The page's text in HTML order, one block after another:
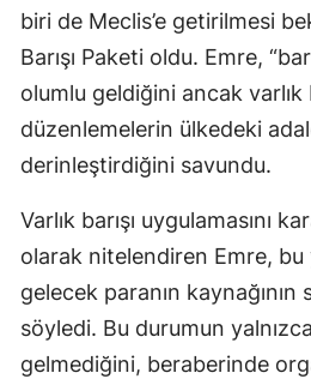
biri de Meclis’e getirilmesi
Barışı Paketi oldu. Emre,
olumlu geldiğini ancak varlık
düzenlemelerin ülkedeki
derinleştirdiğini savundu.
Varlık barışı uygulamasını
olarak nitelendiren Emre, bu
gelecek paranın kaynağının
söyledi. Bu durumun
gelmediğini, beraberinde